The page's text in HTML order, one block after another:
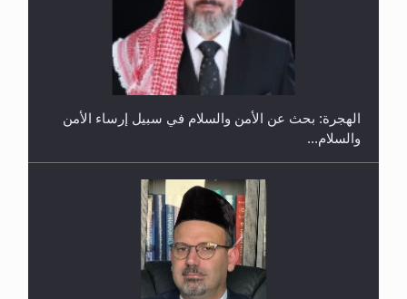
إتمام حفظ القرآن الكريم لثلاثة طلاب من مدرسة الحفظ
حفل توزيع الشهادات في الجامعة الأحمدية بنيجيريا لعام
الهجرة: بحث عن الأمن والسلام في سبيل إرساء الأمن
والسلام...